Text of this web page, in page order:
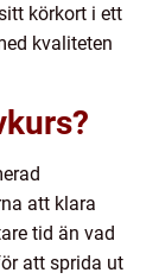
körkort i ett
kvaliteten
att klara
tid än vad
att sprida ut